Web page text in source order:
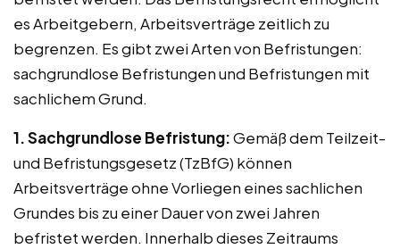
es Arbeitgebern, Arbeitsverträge zeitlich zu
begrenzen. Es gibt zwei Arten von Befristungen:
sachgrundlose Befristungen und Befristungen mit
sachlichem Grund.
1. Sachgrundlose Befristung:Gemäß dem Teilzeit-
und Befristungsgesetz (TzBfG) können
Arbeitsverträge ohne Vorliegen eines sachlichen
Grundes bis zu einer Dauer von zwei Jahren
befristet werden. Innerhalb dieses Zeitraums